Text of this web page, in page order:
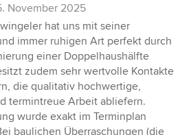
November 2025
hat uns mit seiner
immer ruhigen Art perfekt durch
einer Doppelhaushälfte
zudem sehr wertvolle Kontakte
die qualitativ hochwertige,
termintreue Arbeit abliefern.
wurde exakt im Terminplan
baulichen Überraschungen (die